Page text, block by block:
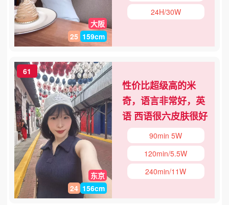
大阪
25 159cm
24H/30W
61
东京
24 156cm
性价比超级高的米
奇，语言非常好，英
语 西语很六皮肤很好
90min 5W
120min/5.5W
240min/11W